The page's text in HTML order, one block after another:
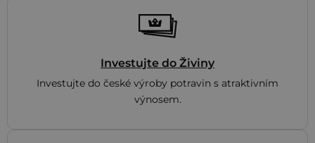
Investujte do Živiny
Investujte do české výroby potravin s atraktivním
výnosem.